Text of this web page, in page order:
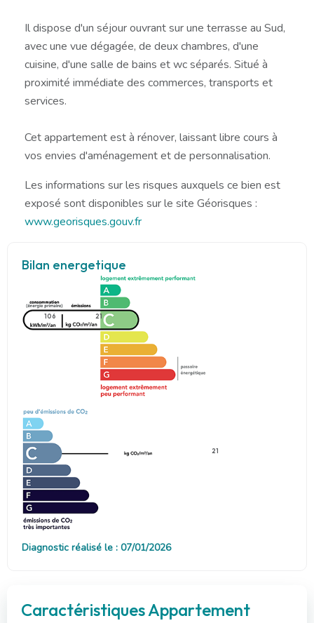
Il dispose d'un séjour ouvrant sur une terrasse au Sud,
avec une vue dégagée, de deux chambres, d'une
cuisine, d'une salle de bains et wc séparés. Situé à
proximité immédiate des commerces, transports et
services.
Cet appartement est à rénover, laissant libre cours à
vos envies d'aménagement et de personnalisation.
Les informations sur les risques auxquels ce bien est
exposé sont disponibles sur le site Géorisques :
www.georisques.gouv.fr
Bilan energetique
106 21
21
Diagnostic réalisé le : 07/01/2026
Caractéristiques Appartement